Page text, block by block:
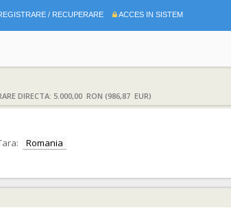
/ RECUPERARE ACCES IN SISTEM
DIRECTA: 5.000,00 RON (986,87 EUR)
Romania